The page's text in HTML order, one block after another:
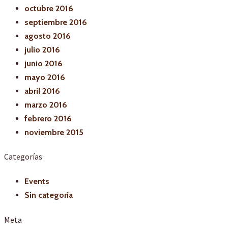
octubre 2016
septiembre 2016
agosto 2016
julio 2016
junio 2016
mayo 2016
abril 2016
marzo 2016
febrero 2016
noviembre 2015
Categorías
Events
Sin categoría
Meta